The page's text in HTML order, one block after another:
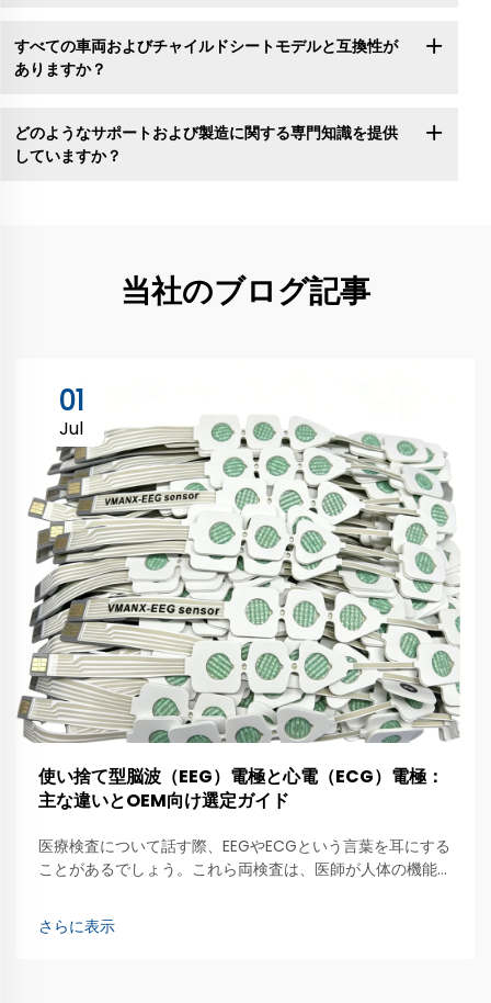
すべての車両およびチャイルドシートモデルと互換性が
ありますか？
どのようなサポートおよび製造に関する専門知識を提供
していますか？
当社のブログ記事
01
Jul
使い捨て型脳波（EEG）電極と心電（ECG）電極：
主な違いとOEM向け選定ガイド
医療検査について話す際、EEGやECGという言葉を耳にする
ことがあるでしょう。これら両検査は、医師が人体の機能状
の活動を観察するもので、専用の電極…
さらに表示